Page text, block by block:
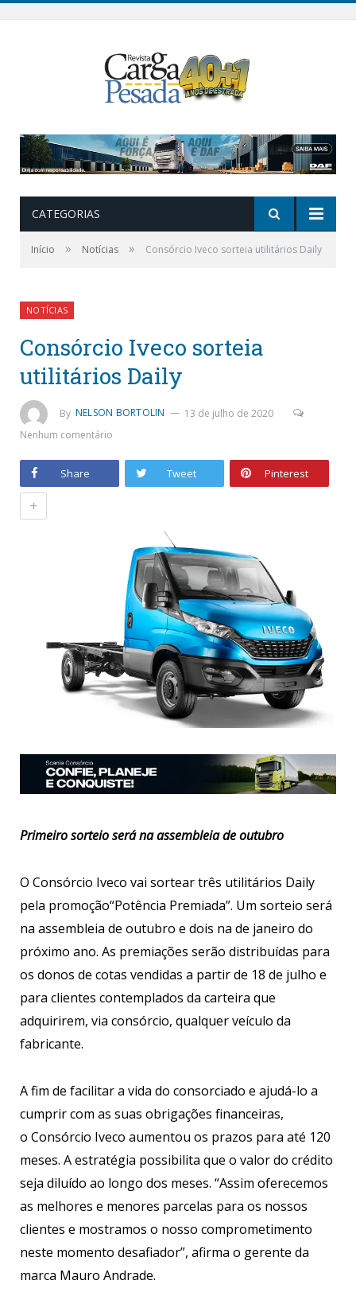
CATEGORIAS
Início » Notícias » Consórcio Iveco sorteia utilitários Daily
NOTÍCIAS
Consórcio Iveco sorteia
utilitários Daily
By NELSON BORTOLIN
13 de julho de 2020
Nenhum comentário
Share Tweet Pinterest
+
Primeiro sorteio será na assembleia de outubro
O Consórcio Iveco vai sortear três utilitários Daily
pela promoção“Potência Premiada”. Um sorteio será
na assembleia de outubro e dois na de janeiro do
próximo ano. As premiações serão distribuídas para
os donos de cotas vendidas a partir de 18 de julho e
para clientes contemplados da carteira que
adquirirem, via consórcio, qualquer veículo da
fabricante.
A fim de facilitar a vida do consorciado e ajudá-lo a
cumprir com as suas obrigações financeiras,
o Consórcio Iveco aumentou os prazos para até 120
meses. A estratégia possibilita que o valor do crédito
seja diluído ao longo dos meses. “Assim oferecemos
as melhores e menores parcelas para os nossos
clientes e mostramos o nosso comprometimento
neste momento desafiador”, afirma o gerente da
marca Mauro Andrade.